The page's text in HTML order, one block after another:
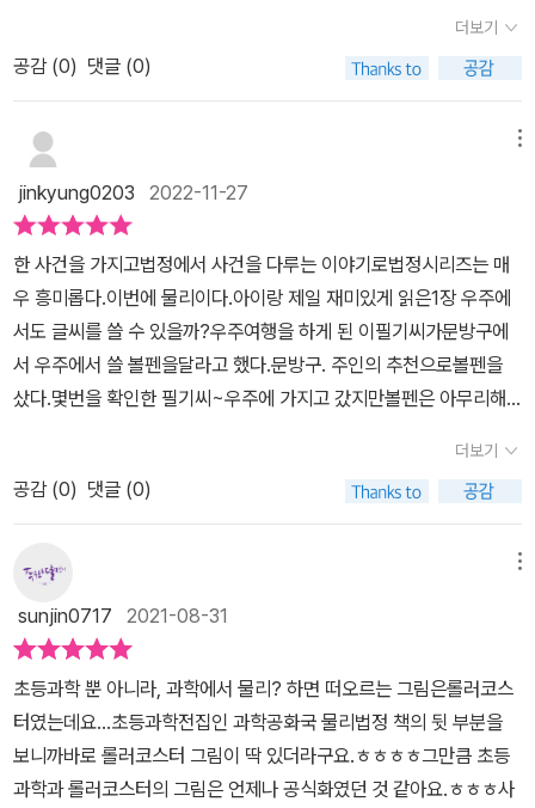
점이 놀랍기만 하다. 무엇보다 이 시리즈가 가진 장점은 과학이야말
로 우리 일상 생활에서 일어나는 다양한 현상을 연구하는 학문이며,
흥미롭고 재미있는 분야라는 점을 일깨워줄 수 있다는 것이다. 과학
에 대한 어려움을 토로하는 중학생 큰 아이에게도, 과학에 관심이 많
은 초등학생 작은 아이에게도 두루두루 유용하게 활용할 수 있는 구
성이 퍽 마음에 드는 시리즈임을 다시금 확인할 수 있었다. 덧붙히자
면, 매 장마다 수록된 [과학성적 끌어올리기]는 교과 학습에도 도움을
받을 수 있어 일석이조의 효과를 얻을 수 있을 것이다. (사진출처: '과
학공화국 물리법정 2. 물리와 생활' 본문에서 발췌)
재미났어요. 이렇듯 과학공화국 법정 시리즈는 이야기로 접근을 해서
읽으면서 과학지식이 쌓이는 책이 아닌가 싶네요.^^
수 있기에 특히 책읽기 그닥 즐거워 하지 않는둘째에게 권했더니 아
이 수준에 딱 맞아 부담없이 읽는 모습을 보여줘 엄마를 기쁘게 해줍
니다.^^ 중력을 이해시키기 위해 만년필의 잉크와 연필의 차이점을
이야기하거나 달에 공기가 없기에그네가 절대 멈추지 않음을 이야기
하는 것, 선팅 된 유리에 반사되 교통사고를 낸 사람의 이야기를 통해
빛의 성질을 이야기 하는 등 제목대로 일상생활에서 무심히 넘겼던
많은 물리와관계된 현상을 통해 이론을 배우는데다 워낙 이야기가 길
지 않아 아이가 집중이 떨어져 내가읽었던 내용이 무엇인지도 모른
체, 책 한권을 읽게되는 불상사도? 막아주기에 과학에 흥미를갖지 못
했다면 이 책으로 재미를 느끼게 해줄것입니다. 특히 달리는 기차에
서 노래를 하면 고음불가가 됨을 통해 도플러효과를 설명하는 부분을
보니아!! 어려운 물리이론도 이렇게 쉽고 친숙하게 접근할 수 있구
나!!! 라는 생각이 드는게 이 시리즈의 매력이 무엇인지를 알려줍니다.
물리가 어려운 아이들, 과학책이라면 일단 거부부터 하는 아이들이
학생까지 모두 즐길 수 있는 책이네요^^
더보기
공감 (0) 댓글 (0)
jinkyung0203 2022-11-27
한 사건을 가지고법정에서 사건을 다루는 이야기로법정시리즈는 매
우 흥미롭다.이번에 물리이다.아이랑 제일 재미있게 읽은1장 우주에
서도 글씨를 쓸 수 있을까?우주여행을 하게 된 이필기씨가문방구에
서 우주에서 쓸 볼펜을달라고 했다.문방구. 주인의 추천으로볼펜을
샀다.몇번을 확인한 필기씨~우주에 가지고 갔지만볼펜은 아무리해
건때문에문방구주인을 고소했는데과연 이필기씨는보상을 받을 수 있
을까요?재미있는 사건으로물리적인 사고와 접목시키어서이야기형
식으로~법정이야기로 쓴 것이 물리는 어렵다는 아이에게쉽게 접근
할 수 있어 좋았다.읽는 내내 아이가 이야기책을 읽듯이 읽으면서또
늘은 물리법정싸움 이다.
더보기
공감 (0) 댓글 (0)
sunjin0717 2021-08-31
초등과학 뿐 아니라, 과학에서 물리? 하면 떠오르는 그림은롤러코스
터였는데요...초등과학전집인 과학공화국 물리법정 책의 뒷 부분을
보니까바로 롤러코스터 그림이 딱 있더라구요.ㅎㅎㅎㅎ그만큼 초등
과학과 롤러코스터의 그림은 언제나 공식화였던 것 같아요.ㅎㅎㅎ사